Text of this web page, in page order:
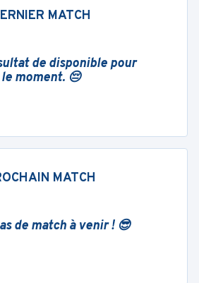
MATCH
de disponible pour
le moment. 😔
MATCH
de match à venir ! 😎